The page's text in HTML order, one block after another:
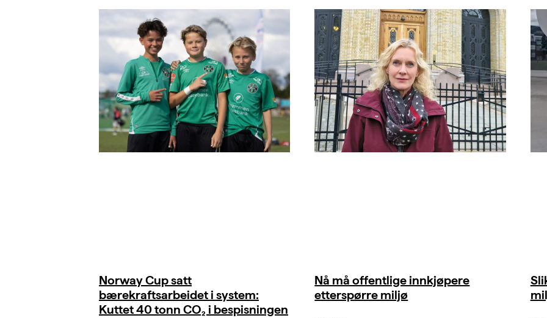
Norway Cup satt
bærekraftsarbeidet i system:
Kuttet 40 tonn CO₂ i bespisningen
Nå må offentlige innkjøpere
etterspørre miljø